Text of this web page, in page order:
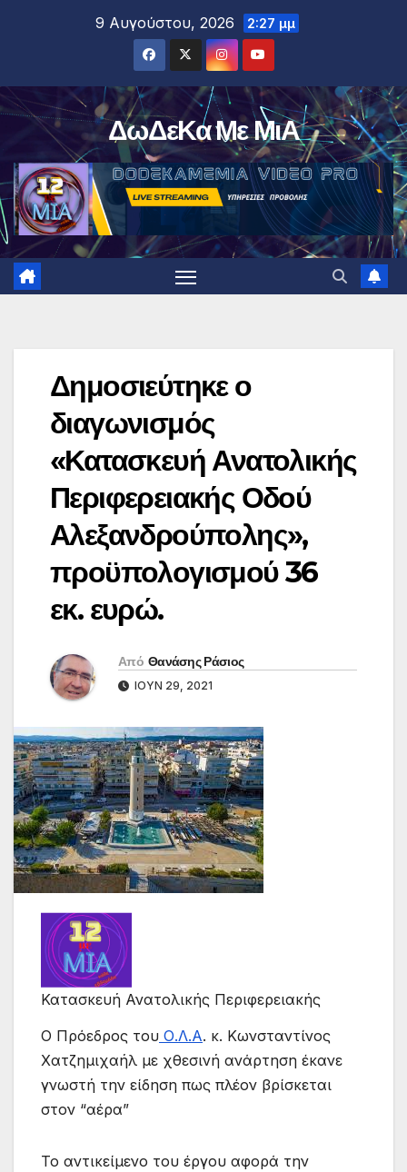
9 Αυγούστου, 2026 2:27 μμ
ΔωΔεΚα Με ΜιΑ
Δημοσιεύτηκε ο
διαγωνισμός
«Κατασκευή Ανατολικής
Περιφερειακής Οδού
Αλεξανδρούπολης»,
προϋπολογισμού 36
εκ. ευρώ.
Από Θανάσης Ράσιος
ΙΟΎΝ 29, 2021
Κατασκευή Ανατολικής Περιφερειακής
Ο Πρόεδρος του Ο.Λ.Α. κ. Κωνσταντίνος
Χατζημιχαήλ με χθεσινή ανάρτηση έκανε
γνωστή την είδηση πως πλέον βρίσκεται
στον “αέρα”
Το αντικείμενο του έργου αφορά την